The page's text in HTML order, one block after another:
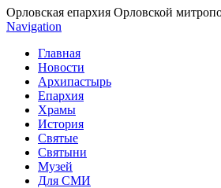
Орловская епархия Орловской
Navigation
Главная
Новости
Архипастырь
Епархия
Храмы
История
Святые
Святыни
Музей
Для СМИ